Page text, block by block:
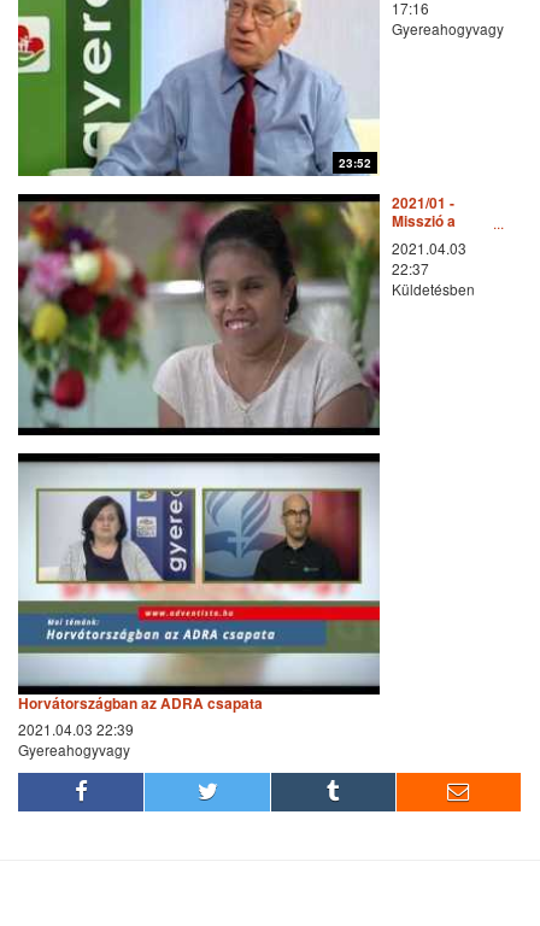
23:52
17:16
Gyereahogyvagy
2021/01 -
Misszió a
középpontban:
12. Vakok lelki
látása –
Indonézia
2021.04.03
22:37
Küldetésben
Horvátországban az ADRA csapata
2021.04.03 22:39
Gyereahogyvagy